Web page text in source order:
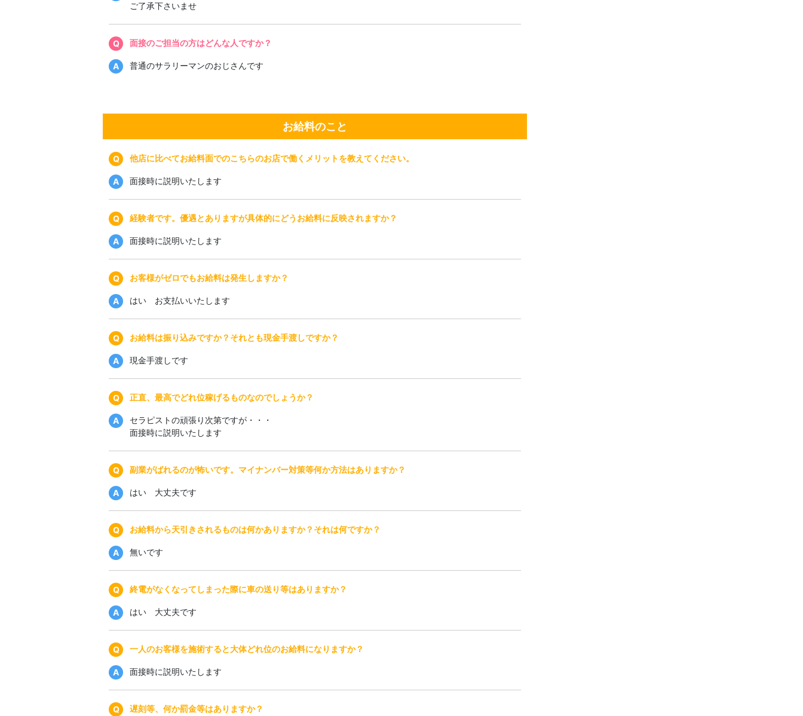
ご了承下さいませ
面接のご担当の方はどんな人ですか？
普通のサラリーマンのおじさんです
お給料のこと
他店に比べてお給料面でのこちらのお店で働くメリットを教えてください。
面接時に説明いたします
経験者です。優遇とありますが具体的にどうお給料に反映されますか？
面接時に説明いたします
お客様がゼロでもお給料は発生しますか？
はい お支払いいたします
お給料は振り込みですか？それとも現金手渡しですか？
現金手渡しです
正直、最高でどれ位稼げるものなのでしょうか？
セラピストの頑張り次第ですが・・・
面接時に説明いたします
副業がばれるのが怖いです。マイナンバー対策等何か方法はありますか？
はい 大丈夫です
お給料から天引きされるものは何かありますか？それは何ですか？
無いです
終電がなくなってしまった際に車の送り等はありますか？
はい 大丈夫です
一人のお客様を施術すると大体どれ位のお給料になりますか？
面接時に説明いたします
遅刻等、何か罰金等はありますか？